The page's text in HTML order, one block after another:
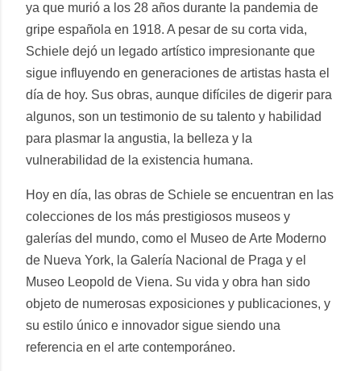
ya que murió a los 28 años durante la pandemia de
gripe española en 1918. A pesar de su corta vida,
Schiele dejó un legado artístico impresionante que
sigue influyendo en generaciones de artistas hasta el
día de hoy. Sus obras, aunque difíciles de digerir para
algunos, son un testimonio de su talento y habilidad
para plasmar la angustia, la belleza y la
vulnerabilidad de la existencia humana.
Hoy en día, las obras de Schiele se encuentran en las
colecciones de los más prestigiosos museos y
galerías del mundo, como el Museo de Arte Moderno
de Nueva York, la Galería Nacional de Praga y el
Museo Leopold de Viena. Su vida y obra han sido
objeto de numerosas exposiciones y publicaciones, y
su estilo único e innovador sigue siendo una
referencia en el arte contemporáneo.